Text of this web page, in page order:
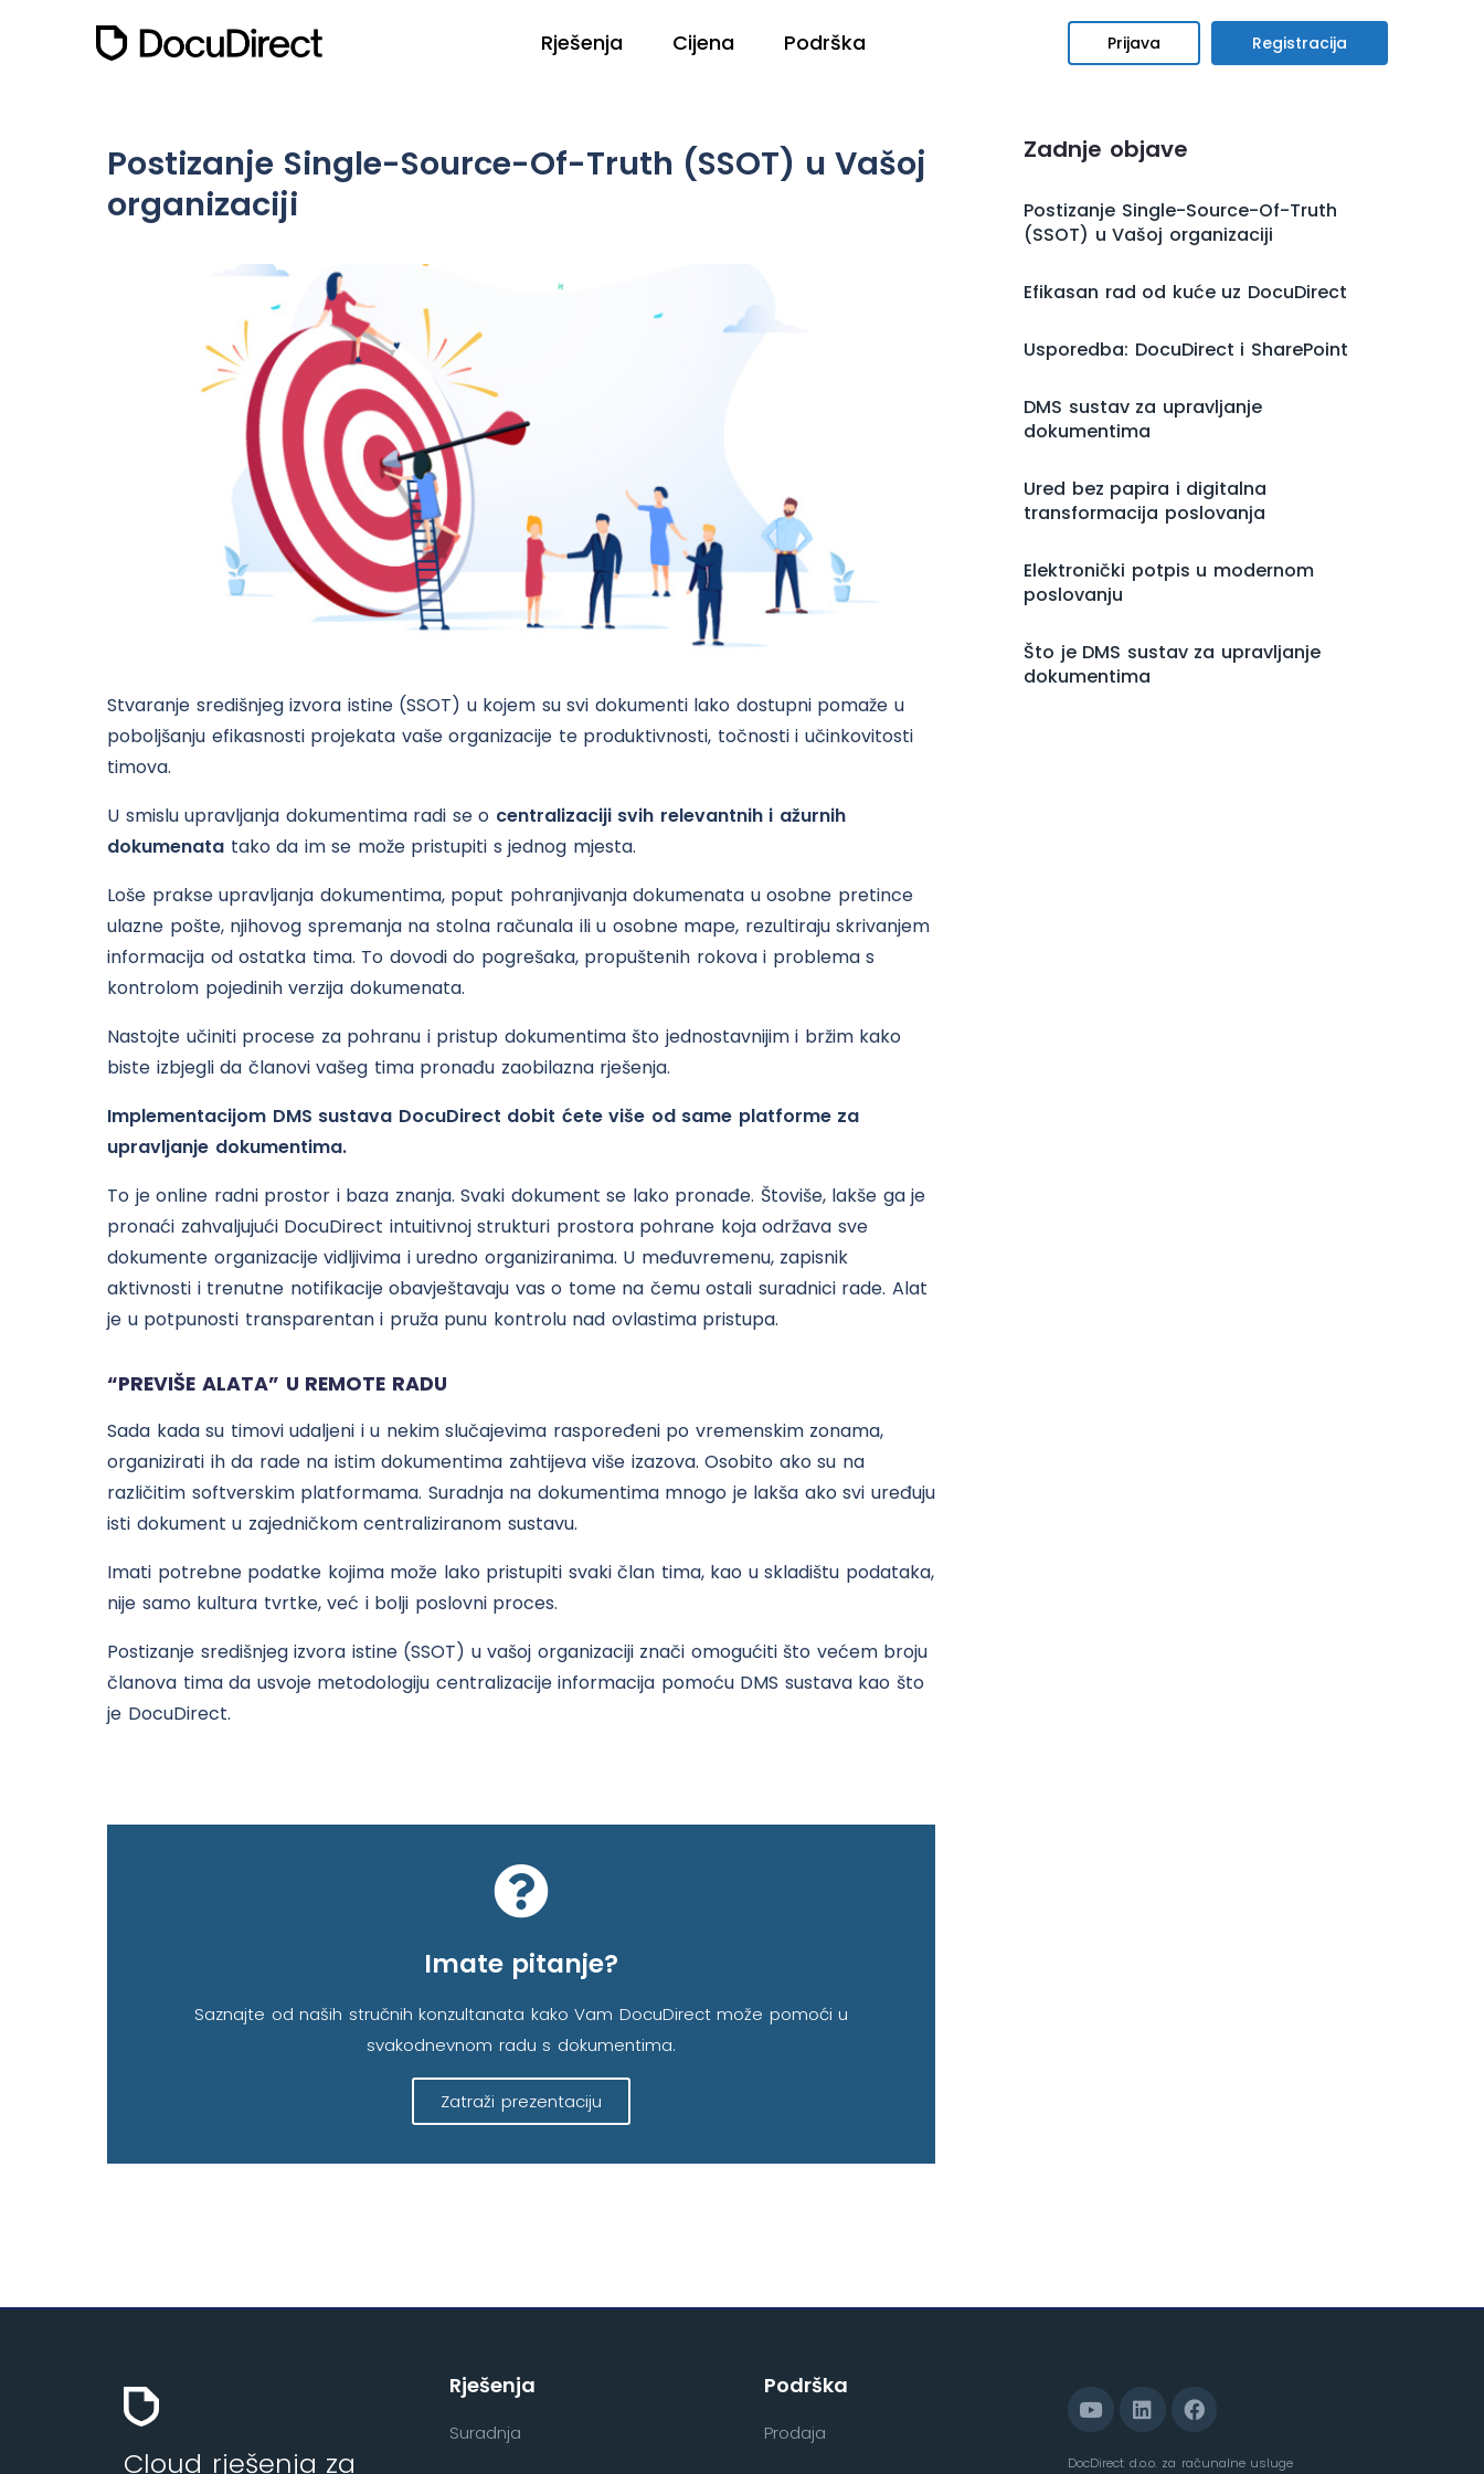
Rješenja Cijena Podrška Prijava Registracija
Postizanje Single-Source-Of-Truth (SSOT) u Vašoj
organizaciji
Stvaranje središnjeg izvora istine (SSOT) u kojem su svi dokumenti lako dostupni pomaže u
poboljšanju efikasnosti projekata vaše organizacije te produktivnosti, točnosti i učinkovitosti
timova.
U smislu upravljanja dokumentima radi se o centralizaciji svih relevantnih i ažurnih
dokumenata tako da im se može pristupiti s jednog mjesta.
Loše prakse upravljanja dokumentima, poput pohranjivanja dokumenata u osobne pretince
ulazne pošte, njihovog spremanja na stolna računala ili u osobne mape, rezultiraju skrivanjem
informacija od ostatka tima. To dovodi do pogrešaka, propuštenih rokova i problema s
kontrolom pojedinih verzija dokumenata.
Nastojte učiniti procese za pohranu i pristup dokumentima što jednostavnijim i bržim kako
biste izbjegli da članovi vašeg tima pronađu zaobilazna rješenja.
Implementacijom DMS sustava DocuDirect dobit ćete više od same platforme za
upravljanje dokumentima.
To je online radni prostor i baza znanja. Svaki dokument se lako pronađe. Štoviše, lakše ga je
pronaći zahvaljujući DocuDirect intuitivnoj strukturi prostora pohrane koja održava sve
dokumente organizacije vidljivima i uredno organiziranima. U međuvremenu, zapisnik
aktivnosti i trenutne notifikacije obavještavaju vas o tome na čemu ostali suradnici rade. Alat
je u potpunosti transparentan i pruža punu kontrolu nad ovlastima pristupa.
“PREVIŠE ALATA” U REMOTE RADU
Sada kada su timovi udaljeni i u nekim slučajevima raspoređeni po vremenskim zonama,
organizirati ih da rade na istim dokumentima zahtijeva više izazova. Osobito ako su na
različitim softverskim platformama. Suradnja na dokumentima mnogo je lakša ako svi uređuju
isti dokument u zajedničkom centraliziranom sustavu.
Imati potrebne podatke kojima može lako pristupiti svaki član tima, kao u skladištu podataka,
nije samo kultura tvrtke, već i bolji poslovni proces.
Postizanje središnjeg izvora istine (SSOT) u vašoj organizaciji znači omogućiti što većem broju
članova tima da usvoje metodologiju centralizacije informacija pomoću DMS sustava kao što
je DocuDirect.
Imate pitanje?
Saznajte od naših stručnih konzultanata kako Vam DocuDirect može pomoći u
svakodnevnom radu s dokumentima.
Zatraži prezentaciju
Zadnje objave
Postizanje Single-Source-Of-Truth
(SSOT) u Vašoj organizaciji
Efikasan rad od kuće uz DocuDirect
Usporedba: DocuDirect i SharePoint
DMS sustav za upravljanje
dokumentima
Ured bez papira i digitalna
transformacija poslovanja
Elektronički potpis u modernom
poslovanju
Što je DMS sustav za upravljanje
dokumentima
Cloud rješenja za
Rješenja
Suradnja
Podrška
Prodaja
DocDirect d.o.o. za računalne usluge